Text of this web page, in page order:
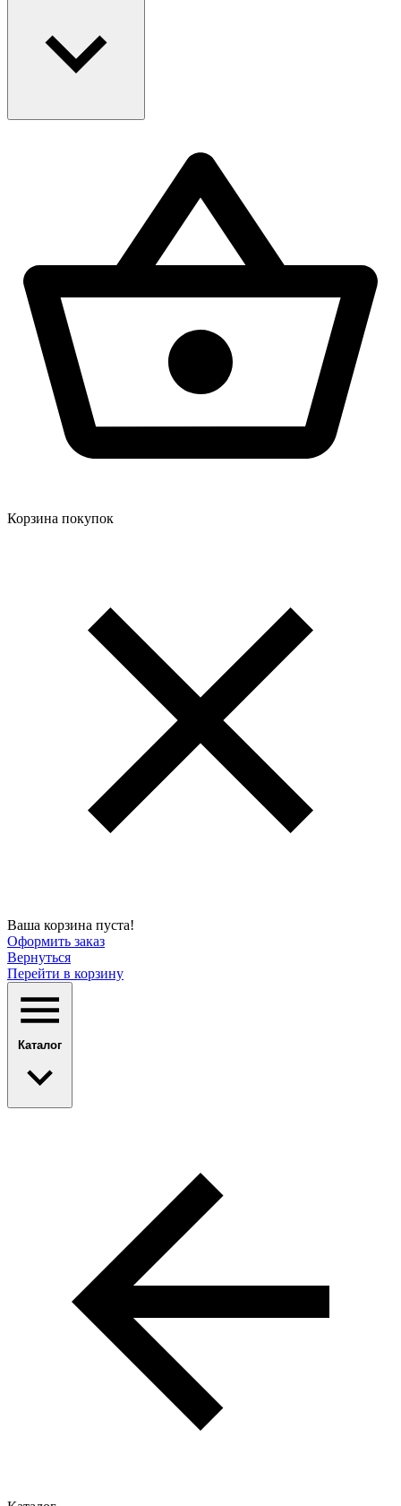
Корзина покупок
Ваша корзина пуста!
Оформить заказ
Вернуться
Перейти в корзину
Каталог